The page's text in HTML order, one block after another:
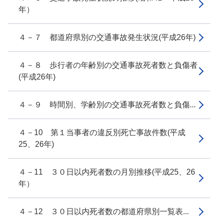
年）
４－７ 都道府県別の交通事故発生状況(平成26年)
４－８ 歩行者の年齢別の交通事故死者数と負傷者
(平成26年)
４－９ 時間別、学齢別の交通事故死者数と負傷...
４－10 第１当事者の違反別死亡事故件数(平成
25、26年)
４－11 ３０日以内死者数の月別推移(平成25、26
年）
４－12 ３０日以内死者数の都道府県別一覧表...